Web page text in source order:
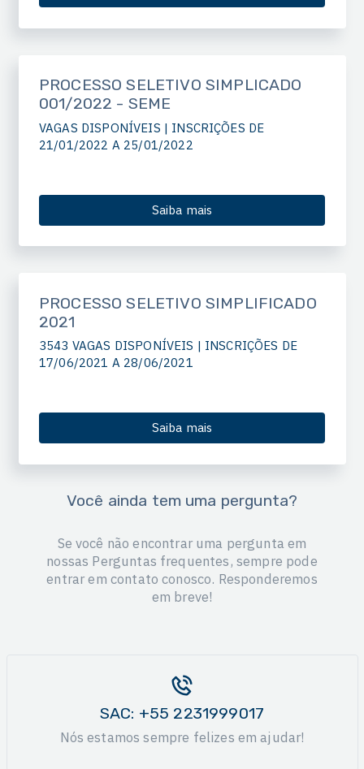
PROCESSO SELETIVO SIMPLICADO
001/2022 - SEME
VAGAS DISPONÍVEIS | INSCRIÇÕES DE
21/01/2022 A 25/01/2022
Saiba mais
PROCESSO SELETIVO SIMPLIFICADO
2021
3543 VAGAS DISPONÍVEIS | INSCRIÇÕES DE
17/06/2021 A 28/06/2021
Saiba mais
Você ainda tem uma pergunta?
Se você não encontrar uma pergunta em
nossas Perguntas frequentes, sempre pode
entrar em contato conosco. Responderemos
em breve!
SAC: +55 2231999017
Nós estamos sempre felizes em ajudar!